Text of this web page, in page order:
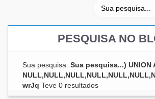
PESQUISA NO
Sua pesquisa: Sua pesquisa...) UNION
wrJq Teve 0 resultados